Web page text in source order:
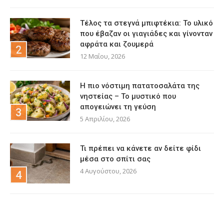
Τέλος τα στεγνά μπιφτέκια: Το υλικό
που έβαζαν οι γιαγιάδες και γίνονταν
αφράτα και ζουμερά
12 Μαΐου, 2026
Η πιο νόστιμη πατατοσαλάτα της
νηστείας – Το μυστικό που
απογειώνει τη γεύση
5 Απριλίου, 2026
Τι πρέπει να κάνετε αν δείτε φίδι
μέσα στο σπίτι σας
4 Αυγούστου, 2026